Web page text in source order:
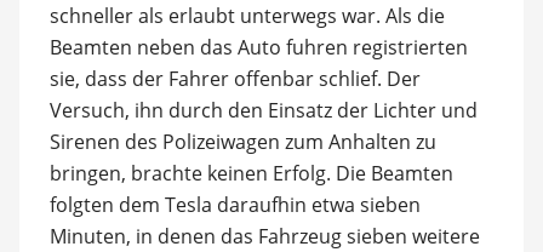
schneller als erlaubt unterwegs war. Als die
Beamten neben das Auto fuhren registrierten
sie, dass der Fahrer offenbar schlief. Der
Versuch, ihn durch den Einsatz der Lichter und
Sirenen des Polizeiwagen zum Anhalten zu
bringen, brachte keinen Erfolg. Die Beamten
folgten dem Tesla daraufhin etwa sieben
Minuten, in denen das Fahrzeug sieben weitere